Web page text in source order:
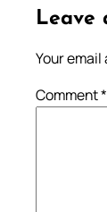
Leave
Your
Comment*